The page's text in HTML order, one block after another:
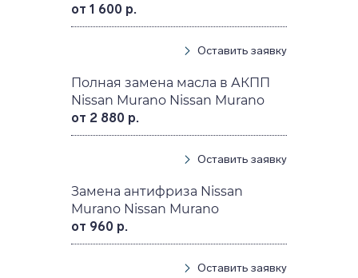
от 1 600 р.
Оставить заявку
Полная замена масла в АКПП
Nissan Murano Nissan Murano
от 2 880 р.
Оставить заявку
Замена антифриза Nissan
Murano Nissan Murano
от 960 р.
Оставить заявку